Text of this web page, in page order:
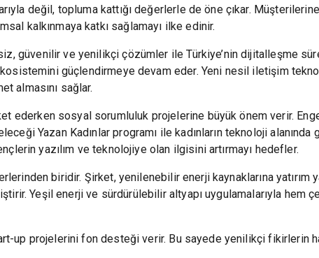
değil, topluma kattığı değerlerle de öne çıkar.
kalkınmaya katkı sağlamayı ilke edinir.
güvenilir ve yenilikçi çözümler ile Türkiye’nin dijitalleşme
ekosistemini güçlendirmeye devam eder. Yeni nesil iletişim
almasını sağlar.
ederken sosyal sorumluluk projelerine büyük önem verir.
Yazan Kadınlar programı ile kadınların teknoloji
yazılım ve teknolojiye olan ilgisini artırmayı hedefler.
biridir. Şirket, yenilenebilir enerji kaynaklarına yatırım
Yeşil enerji ve sürdürülebilir altyapı uygulamalarıyla hem
projelerini fon desteği verir. Bu sayede yenilikçi fikirlerin